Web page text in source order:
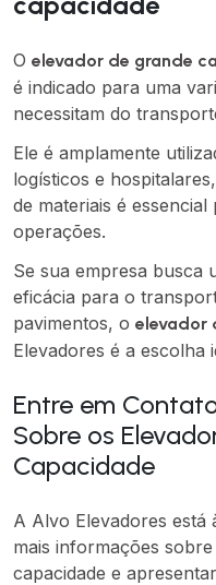
O elevador de grande
é indicado para uma
necessitam do
Ele é amplamente
logísticos e
de materiais é
operações.
Se sua empresa busca
eficácia para o
pavimentos, o elevador
Elevadores é a escolha
Entre em
Sobre os
Capacidade
A Alvo Elevadores
mais informações
capacidade e